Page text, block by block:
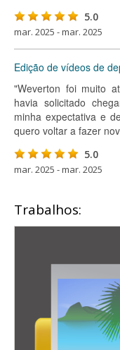
5.0
mar. 2025 - mar. 2025
Edição de vídeos de
"Weverton foi muito
havia solicitado
minha expectativa e
quero voltar a fazer
5.0
mar. 2025 - mar. 2025
Trabalhos: